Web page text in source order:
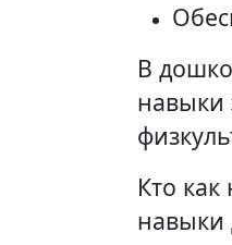
В
навыки
Кто
навыки